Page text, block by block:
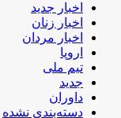
اخبار جدید
اخبار زنان
اخبار مردان
اروپا
تیم ملی
جدید
داوران
دسته‌بندی نشده